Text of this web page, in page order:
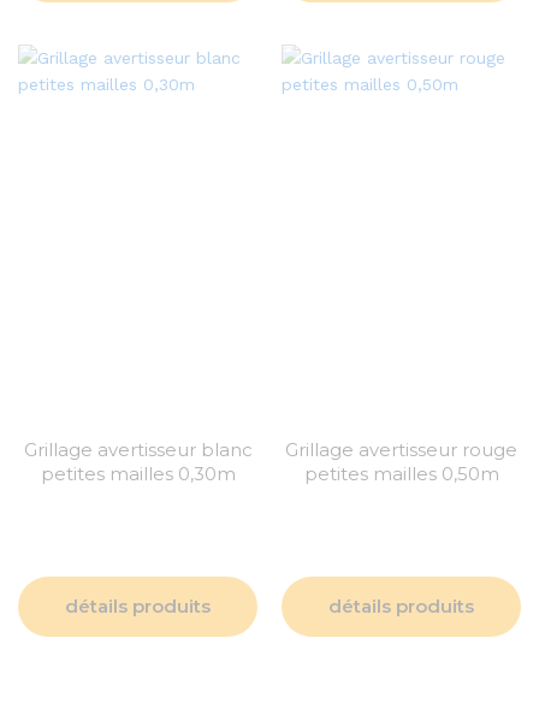
Grillage avertisseur blanc
petites mailles 0,30m
détails produits
Grillage avertisseur rouge
petites mailles 0,50m
détails produits